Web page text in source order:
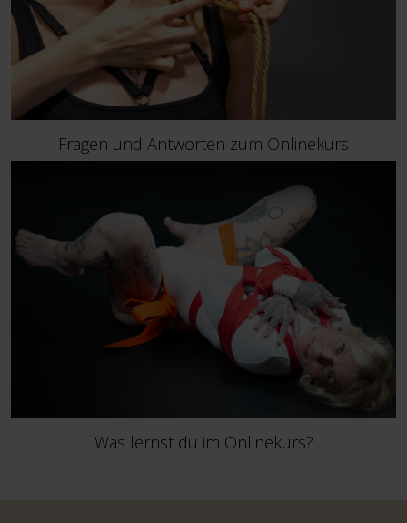
Fragen und Antworten zum Onlinekurs
Was lernst du im Onlinekurs?